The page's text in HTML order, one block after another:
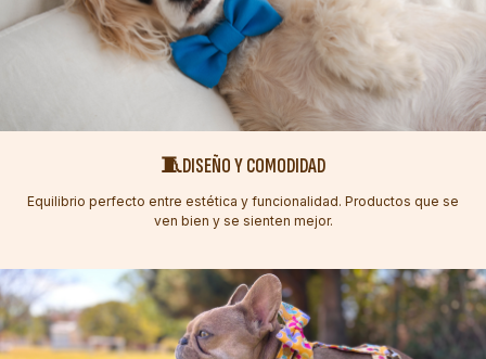
🧵DISEÑO Y COMODIDAD
Equilibrio perfecto entre estética y funcionalidad. Productos que se
ven bien y se sienten mejor.